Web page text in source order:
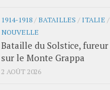
1914-1918 / BATAILLES / ITALIE /
NOUVELLE
Bataille du Solstice, fureur
sur le Monte Grappa
2 AOÛT 2026